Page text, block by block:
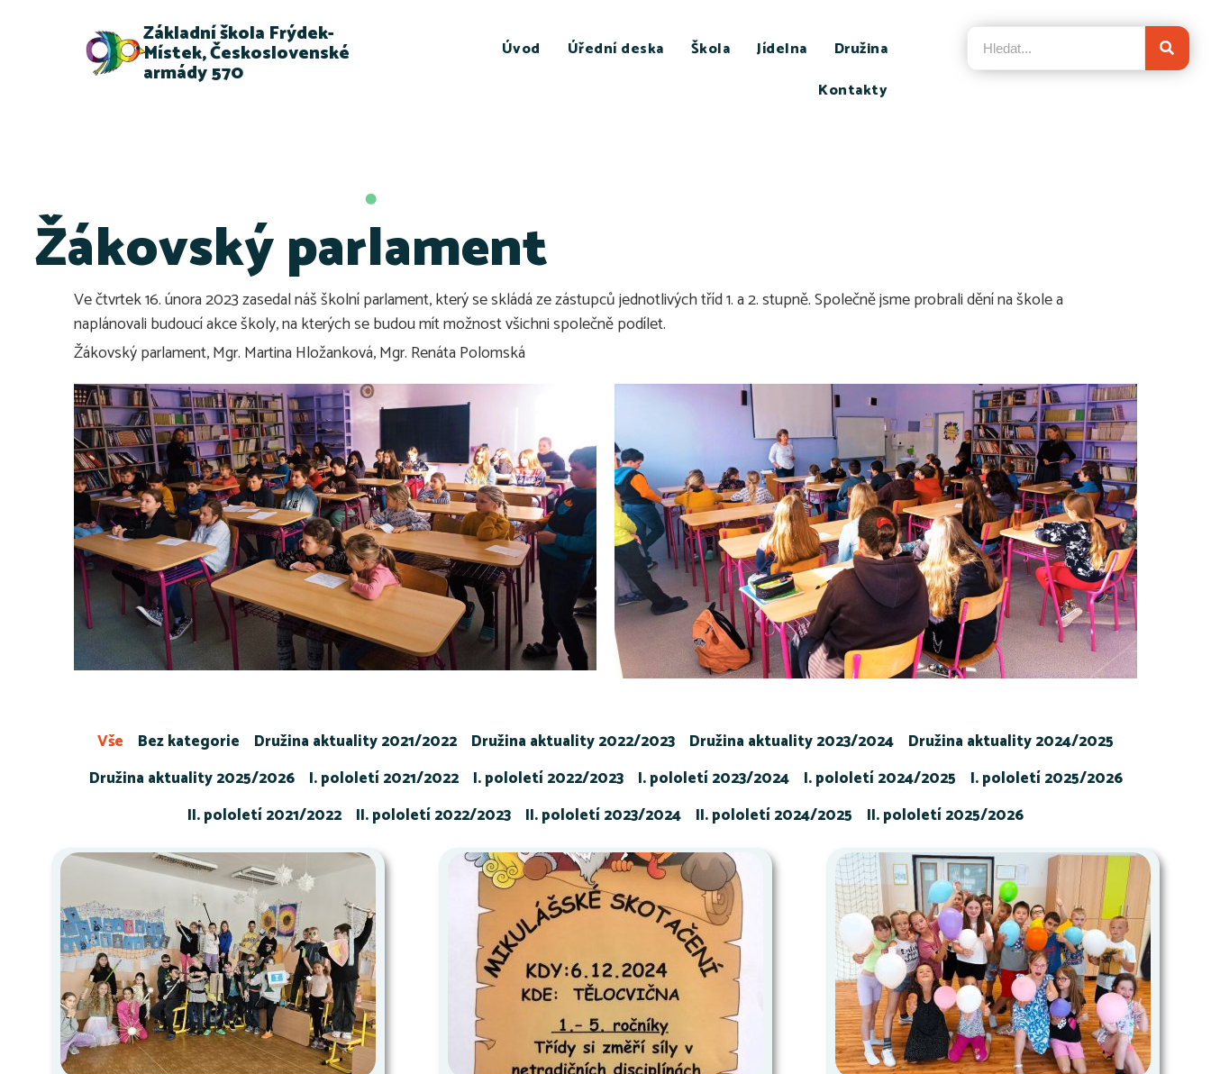
Základní škola Frýdek-
Místek, Československé
armády 570
Úvod Úřední deska Škola Jídelna
Družina
Kontakty
Žákovský parlament
Ve čtvrtek 16. února 2023 zasedal náš školní parlament, který se skládá ze zástupců jednotlivých tříd 1. a 2. stupně. Společně jsme probrali dění na škole a
naplánovali budoucí akce školy, na kterých se budou mít možnost všichni společně podílet.
Žákovský parlament, Mgr. Martina Hložanková, Mgr. Renáta Polomská
Bez kategorie Družina aktuality 2021/2022 Družina aktuality 2022/2023 Družina aktuality 2023/2024
Družina aktuality 2024/2025
Družina aktuality 2025/2026
I. pololetí 2021/2022 I. pololetí 2022/2023 I. pololetí 2023/2024 I. pololetí 2024/2025
I. pololetí 2025/2026
II. pololetí 2021/2022
II. pololetí 2022/2023 II. pololetí 2023/2024 II. pololetí 2024/2025 II. pololetí 2025/2026
Vše